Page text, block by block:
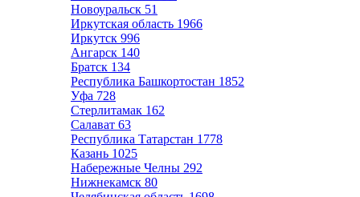
Новоуральск 51
Иркутская область 1966
Иркутск 996
Ангарск 140
Братск 134
Республика Башкортостан 1852
Уфа 728
Стерлитамак 162
Салават 63
Республика Татарстан 1778
Казань 1025
Набережные Челны 292
Нижнекамск 80